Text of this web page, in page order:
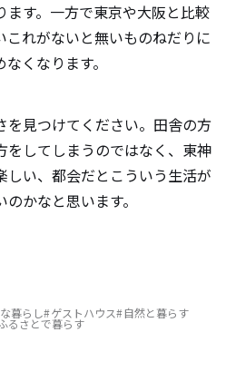
ます。一方で東京や大阪と比較
これがないと無いものねだりに
くなります。
を見つけてください。田舎の方
してしまうのではなく、東神
い、都会だとこういう生活が
かなと思います。
暮らし ゲストハウス 自然と暮らす
るさとで暮らす